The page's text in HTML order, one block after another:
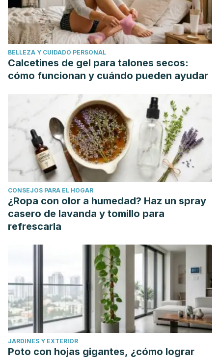
BELLEZA Y CUIDADO PERSONAL
Calcetines de gel para talones secos:
cómo funcionan y cuándo pueden ayudar
CONSEJOS PARA EL HOGAR
¿Ropa con olor a humedad? Haz un spray
casero de lavanda y tomillo para
refrescarla
JARDINES Y EXTERIOR
Poto con hojas gigantes, ¿cómo lograr